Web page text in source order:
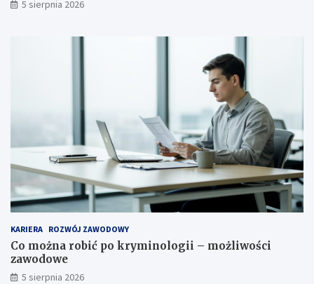
5 sierpnia 2026
KARIERA ROZWÓJ ZAWODOWY
Co można robić po kryminologii – możliwości
zawodowe
5 sierpnia 2026